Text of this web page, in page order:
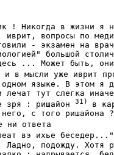
в жизни я не
вопросы по
- экзамен на
большой
... Может быть,
в мысли уже иврит
языке. В этом я
лечат тут слегка
зря : ришайон 31) в
ни ответа
вэ ихье
Ладно, подожду. Хотя